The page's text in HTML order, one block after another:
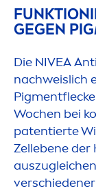
GEGEN PIG
Die NIVEA
nachweislich
Pigmen
Wochen bei
patentierte
Zellebene der